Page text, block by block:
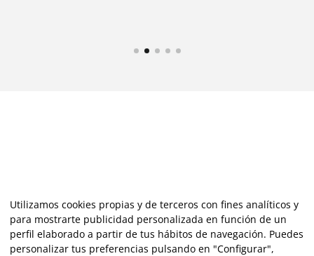
Utilizamos cookies propias y de terceros con fines analíticos y
para mostrarte publicidad personalizada en función de un
perfil elaborado a partir de tus hábitos de navegación. Puedes
personalizar tus preferencias pulsando en "Configurar",